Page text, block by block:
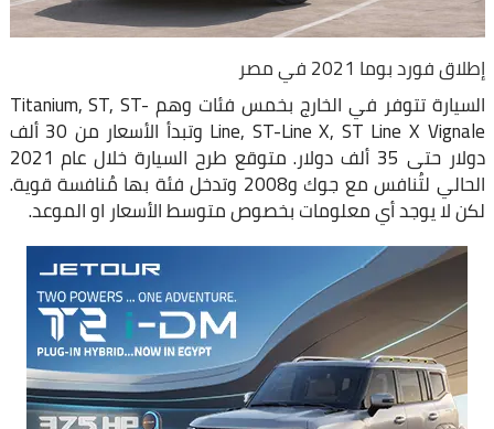
إطلاق فورد بوما 2021 في مصر
السيارة تتوفر في الخارج بخمس فئات وهم Titanium, ST, ST-
Line, ST-Line X, ST Line X Vignale وتبدأ الأسعار من 30 ألف
دولار حتى 35 ألف دولار. متوقع طرح السيارة خلال عام 2021
الحالي لتُنافس مع جوك و2008 وتدخل فئة بها مُنافسة قوية.
لكن لا يوجد أي معلومات بخصوص متوسط الأسعار او الموعد.